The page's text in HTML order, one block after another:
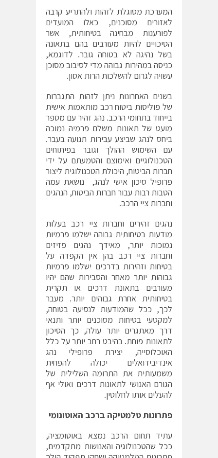
המערכת מסוגלת לזהות ולהתריע קרבה
לאזורים מסוכנים, כאלו המועדים
לפורענות מבחינה בטיחותית, אשר
הסיכויים להיות מעורבים בהם בתאונה
בשל נהיגה לא בטוחה גובר. לדוגמא,
כניסה במהירות גבוהה מדי לסיבוב מסוכן
עשויה לגרום להשלכות הרות אסון.
בשנים האחרונות ניתן לזהות התגברות
של פוליסות ביטוח רכב מותאמות אישית
בייחוד בתחומי הרכב. נהג זהיר עם מספר
מועט של תאונות משלם פרמיה נמוכה
ביחס לנהג שביצע עבירות תנועה בעבר.
עם השימוש ההולך וגובר בפיתוחים
הטכנולוגיים ואימוצם והטמעתם על ידי
חברות הביטוח, היכולת הטכנולוגית ליצור
פרופיל סיכון אישי לנהג, נושאת עמה
הטבות רבות עבור חברות הביטוח, הנהגים
וחברות ציי הרכב.
נהגים זהירים וחברות ציי רכב בעלות
מודעות בטיחותית גבוהה ישלמו פרמיות
נמוכות יותר, מאידך נהגים פזיזים
וחברות ציי רכב בהן אין הקפדה על
בטיחות וזהירות בדרכים ישלמו פרמיות
גבוהות יותר מאחר והסבירות שהם יהיו
מעורבים בתאונת דרכים או תקרית
בטיחותית אחרת גבוהים יותר. מעבר
לכך, ככל שהמודעות לנסיעה בטוחה,
למקטעי בטיחות מסוכנים יותר ותנאי
דרך מאתגרים יותר עולה, כך הסיכון
לתאונות פוחת. בהיבט רחב יותר על כלל
האוכלוסייה, יצירת פרופילי נהג
אינדיבידואלים יכולה להפחית
משמעותית את התרומה השלילית של
הגורם האנושי לתאונות דרכים ואולי אף
להעלים אותו לחלוטין.
פתרונות טלמטיקה ברכב האוטונומי
עתיד תחום הרכב נמצא באוטומציה,
ככל שהטכנולוגיה והאנושות מתקדמים,